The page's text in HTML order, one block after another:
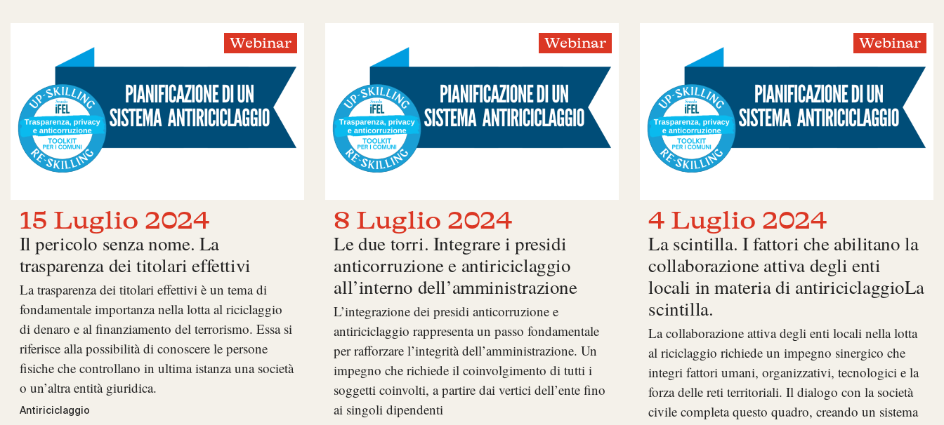
Webinar
15 Luglio 2024
Il pericolo senza nome. La
trasparenza dei titolari effettivi
La trasparenza dei titolari effettivi è un tema di
fondamentale importanza nella lotta al riciclaggio
di denaro e al finanziamento del terrorismo. Essa si
riferisce alla possibilità di conoscere le persone
fisiche che controllano in ultima istanza una società
o un’altra entità giuridica.
Antiriciclaggio
Webinar
8 Luglio 2024
Le due torri. Integrare i presidi
anticorruzione e antiriciclaggio
all’interno dell’amministrazione
L’integrazione dei presidi anticorruzione e
antiriciclaggio rappresenta un passo fondamentale
per rafforzare l’integrità dell’amministrazione. Un
impegno che richiede il coinvolgimento di tutti i
soggetti coinvolti, a partire dai vertici dell’ente fino
ai singoli dipendenti
Webinar
4 Luglio 2024
La scintilla. I fattori che abilitano la
collaborazione attiva degli enti
locali in materia di antiriciclaggioLa
scintilla.
La collaborazione attiva degli enti locali nella lotta
al riciclaggio richiede un impegno sinergico che
integri fattori umani, organizzativi, tecnologici e la
forza delle reti territoriali. Il dialogo con la società
civile completa questo quadro, creando un sistema